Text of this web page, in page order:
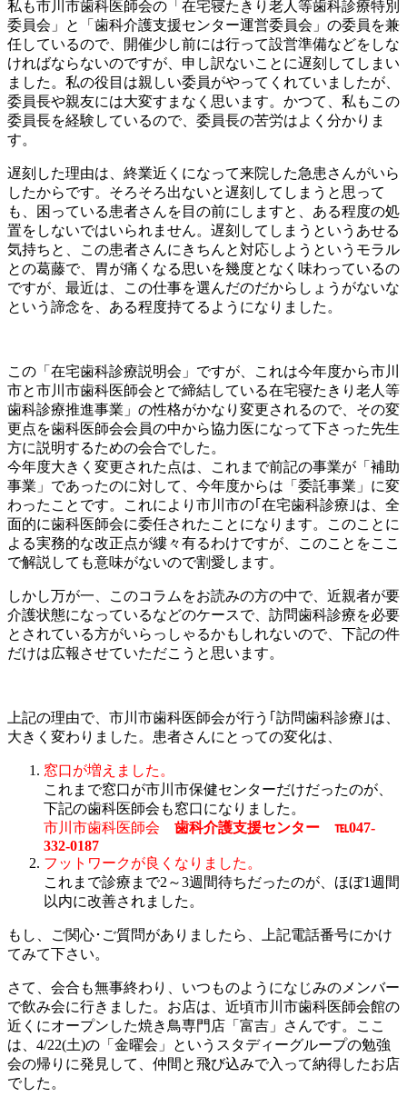
私も市川市歯科医師会の「在宅寝たきり老人等歯科診療特別
委員会」と「歯科介護支援センター運営委員会」の委員を兼
任しているので、開催少し前には行って設営準備などをしな
ければならないのですが、申し訳ないことに遅刻してしまい
ました。私の役目は親しい委員がやってくれていましたが、
委員長や親友には大変すまなく思います。かつて、私もこの
委員長を経験しているので、委員長の苦労はよく分かりま
す。
遅刻した理由は、終業近くになって来院した急患さんがいら
したからです。そろそろ出ないと遅刻してしまうと思って
も、困っている患者さんを目の前にしますと、ある程度の処
置をしないではいられません。遅刻してしまうというあせる
気持ちと、この患者さんにきちんと対応しようというモラル
との葛藤で、胃が痛くなる思いを幾度となく味わっているの
ですが、最近は、この仕事を選んだのだからしょうがないな
という諦念を、ある程度持てるようになりました。
この「在宅歯科診療説明会」ですが、これは今年度から市川
市と市川市歯科医師会とで締結している在宅寝たきり老人等
歯科診療推進事業」の性格がかなり変更されるので、その変
更点を歯科医師会会員の中から協力医になって下さった先生
方に説明するための会合でした。
今年度大きく変更された点は、これまで前記の事業が「補助
事業」であったのに対して、今年度からは「委託事業」に変
わったことです。これにより市川市の｢在宅歯科診療｣は、全
面的に歯科医師会に委任されたことになります。このことに
よる実務的な改正点が縷々有るわけですが、このことをここ
で解説しても意味がないので割愛します。
しかし万が一、このコラムをお読みの方の中で、近親者が要
介護状態になっているなどのケースで、訪問歯科診療を必要
とされている方がいらっしゃるかもしれないので、下記の件
だけは広報させていただこうと思います。
上記の理由で、市川市歯科医師会が行う｢訪問歯科診療｣は、
大きく変わりました。患者さんにとっての変化は、
窓口が増えました。
これまで窓口が市川市保健センターだけだったのが、
下記の歯科医師会も窓口になりました。
市川市歯科医師会 歯科介護支援センター ℡047-
332-0187
フットワークが良くなりました。
これまで診療まで2～3週間待ちだったのが、ほぼ1週間
以内に改善されました。
もし、ご関心･ご質問がありましたら、上記電話番号にかけ
てみて下さい。
さて、会合も無事終わり、いつものようになじみのメンバー
で飲み会に行きました。お店は、近頃市川市歯科医師会館の
近くにオープンした焼き鳥専門店「富吉」さんです。ここ
は、4/22(土)の「金曜会」というスタディーグループの勉強
会の帰りに発見して、仲間と飛び込みで入って納得したお店
でした。